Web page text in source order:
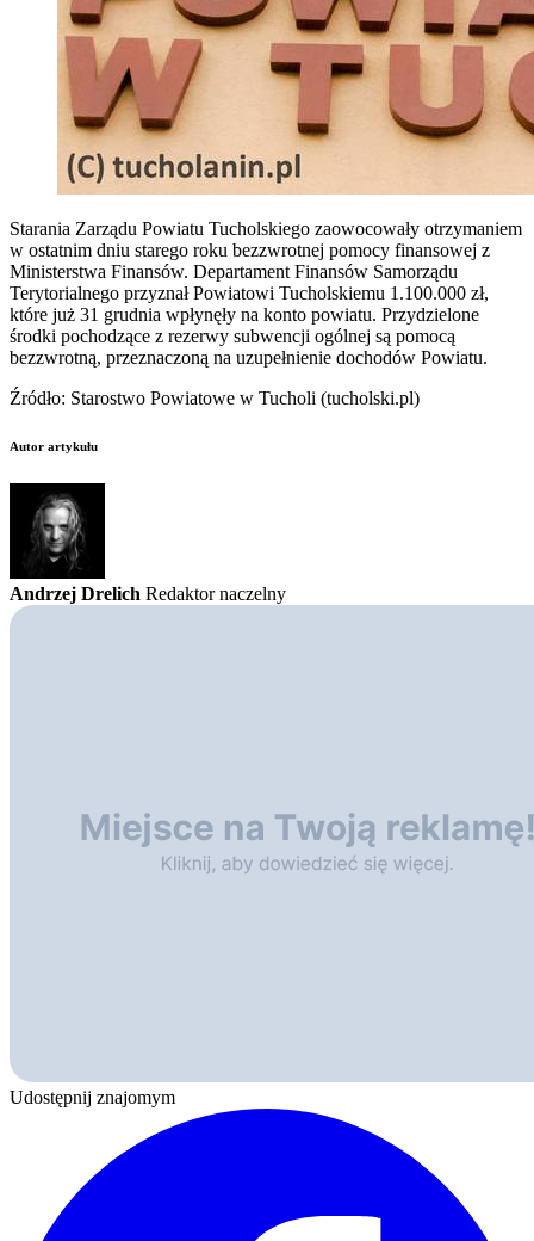
Starania Zarządu Powiatu Tucholskiego zaowocowały otrzymaniem
w ostatnim dniu starego roku bezzwrotnej pomocy finansowej z
Ministerstwa Finansów. Departament Finansów Samorządu
Terytorialnego przyznał Powiatowi Tucholskiemu 1.100.000 zł,
które już 31 grudnia wpłynęły na konto powiatu. Przydzielone
środki pochodzące z rezerwy subwencji ogólnej są pomocą
bezzwrotną, przeznaczoną na uzupełnienie dochodów Powiatu.
Źródło: Starostwo Powiatowe w Tucholi (tucholski.pl)
Autor artykułu
Andrzej Drelich Redaktor naczelny
Udostępnij znajomym